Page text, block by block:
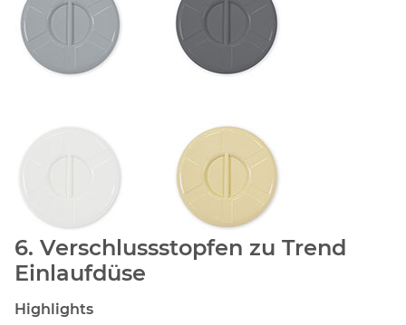
6. Verschlussstopfen zu Trend
Einlaufdüse
Highlights